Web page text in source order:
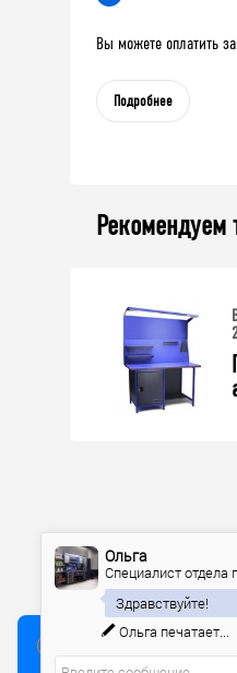
Вы можете оплатить
Подробнее
Рекомендуем
Ольга
Специалист отдела
Здравствуйте!
Ольга печатает...